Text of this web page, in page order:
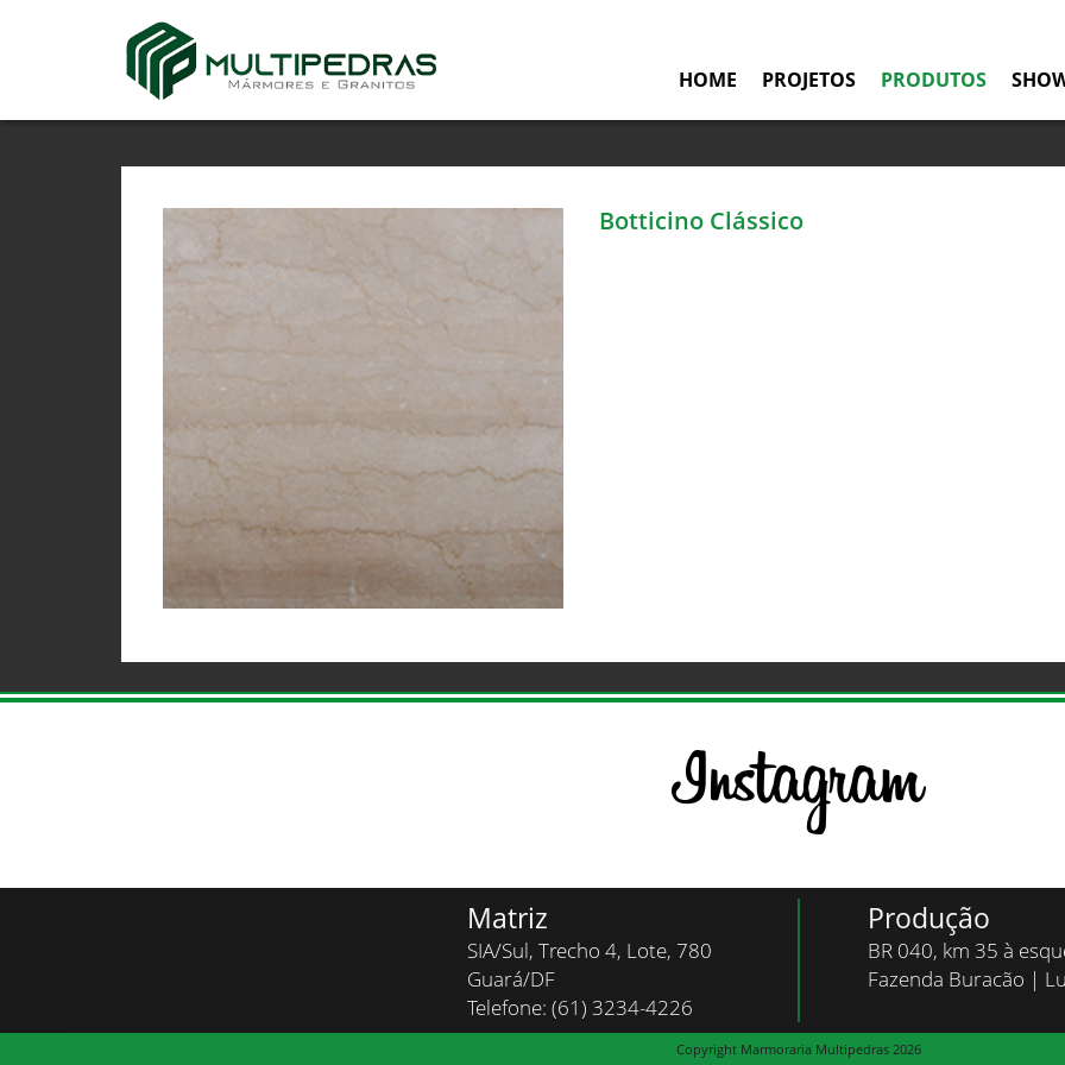
HOME PROJETOS PRODUTOS
Botticino Clássico
Matriz
SIA/Sul, Trecho 4, Lote, 780
Guará/DF
Telefone: (61) 3234-4226
Produção
BR 040, km 35 à
Fazenda Buracão |
Copyright Marmoraria Multipedras 2026